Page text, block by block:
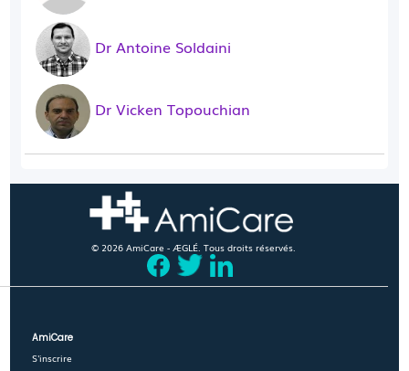
Dr Antoine Soldaini
Dr Vicken Topouchian
© 2026 AmiCare - ÆGLÉ. Tous droits réservés.
AmiCare
S'inscrire